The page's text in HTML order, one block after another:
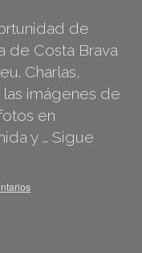
de
de Costa Brava
Charlas,
imágenes de
en
y … Sigue